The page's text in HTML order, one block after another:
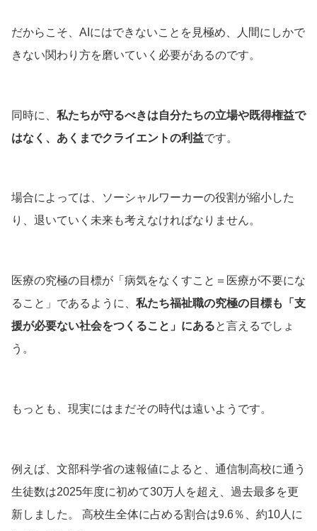
だからこそ、AIにはできないことを見極め、人間にしかで
きない関わり方を磨いていく必要があるのです。
同時に、 私たちが守るべきは自分たちの立場や既得権益で
はなく、あくまでクライエントの利益です。
場合によっては、ソーシャルワーカーの役割が縮小した
り、退いていく未来も考えなければなりません。
医療の究極の目標が「病気をなくすこと＝医療が不要にな
ること」であるように、 私たち福祉職の究極の目標も「支
援が必要ない社会をつくること」にあると言えるでしょ
う。
もっとも、現実にはまだその時代は遠いようです。
例えば、文部科学省の速報値によると、通信制高校に通う
生徒数は2025年度に初めて30万人を超え、過去最多を更
新しました。 高校生全体に占める割合は9.6％、約10人に